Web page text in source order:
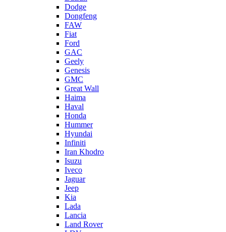
Dodge
Dongfeng
FAW
Fiat
Ford
GAC
Geely
Genesis
GMC
Great Wall
Haima
Haval
Honda
Hummer
Hyundai
Infiniti
Iran Khodro
Isuzu
Iveco
Jaguar
Jeep
Kia
Lada
Lancia
Land Rover